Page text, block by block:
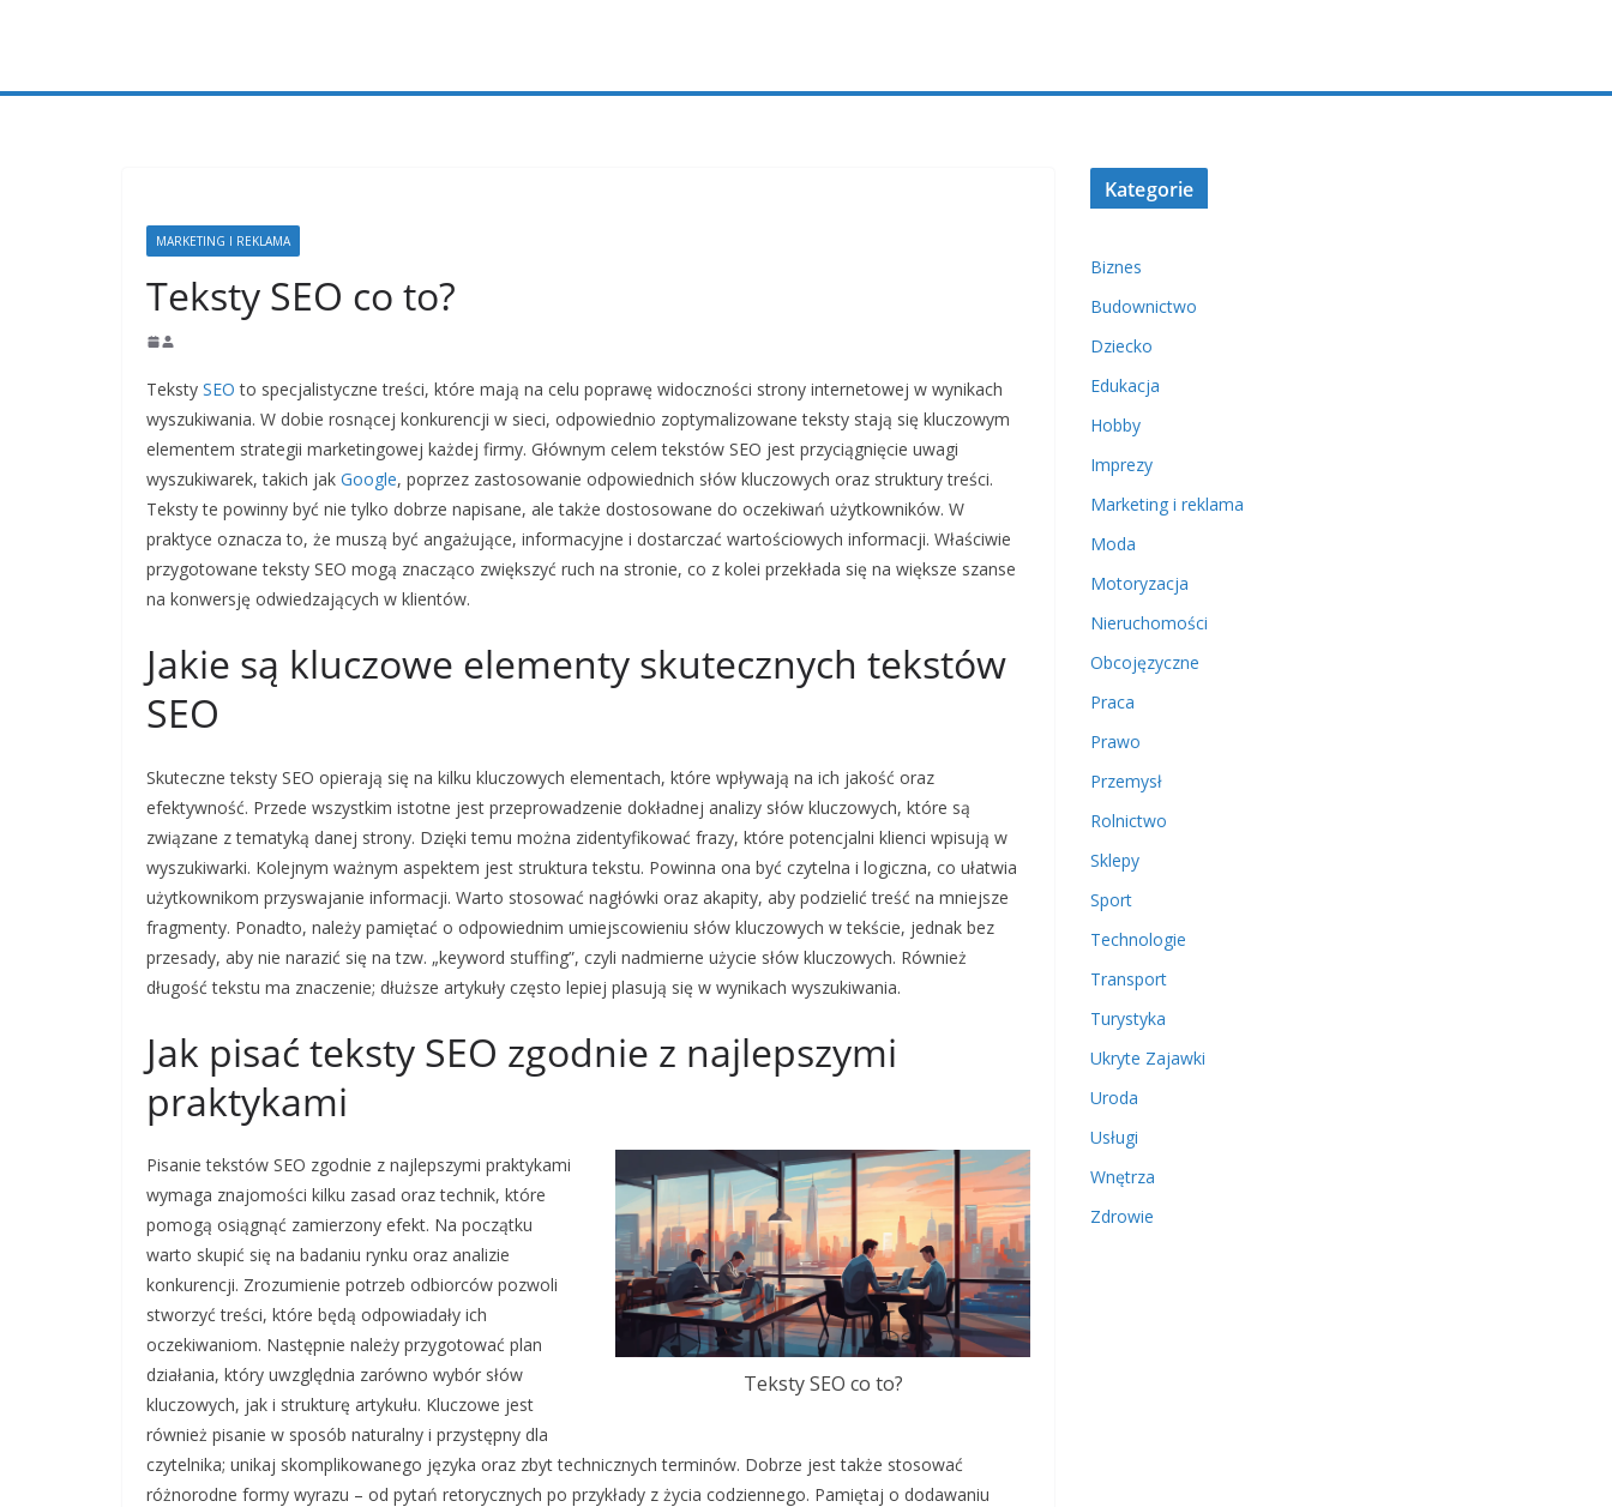
MARKETING I REKLAMA
Teksty SEO co to?
Teksty SEO to specjalistyczne treści, które mają na celu poprawę widoczności strony internetowej w wynikach
wyszukiwania. W dobie rosnącej konkurencji w sieci, odpowiednio zoptymalizowane teksty stają się kluczowym
elementem strategii marketingowej każdej firmy. Głównym celem tekstów SEO jest przyciągnięcie uwagi
wyszukiwarek, takich jak Google, poprzez zastosowanie odpowiednich słów kluczowych oraz struktury treści.
Teksty te powinny być nie tylko dobrze napisane, ale także dostosowane do oczekiwań użytkowników. W
praktyce oznacza to, że muszą być angażujące, informacyjne i dostarczać wartościowych informacji. Właściwie
przygotowane teksty SEO mogą znacząco zwiększyć ruch na stronie, co z kolei przekłada się na większe szanse
na konwersję odwiedzających w klientów.
Jakie są kluczowe elementy skutecznych tekstów
SEO
Skuteczne teksty SEO opierają się na kilku kluczowych elementach, które wpływają na ich jakość oraz
efektywność. Przede wszystkim istotne jest przeprowadzenie dokładnej analizy słów kluczowych, które są
związane z tematyką danej strony. Dzięki temu można zidentyfikować frazy, które potencjalni klienci wpisują w
wyszukiwarki. Kolejnym ważnym aspektem jest struktura tekstu. Powinna ona być czytelna i logiczna, co ułatwia
użytkownikom przyswajanie informacji. Warto stosować nagłówki oraz akapity, aby podzielić treść na mniejsze
fragmenty. Ponadto, należy pamiętać o odpowiednim umiejscowieniu słów kluczowych w tekście, jednak bez
przesady, aby nie narazić się na tzw. „keyword stuffing”, czyli nadmierne użycie słów kluczowych. Również
długość tekstu ma znaczenie; dłuższe artykuły często lepiej plasują się w wynikach wyszukiwania.
Jak pisać teksty SEO zgodnie z najlepszymi
praktykami
Teksty SEO co to?
Pisanie tekstów SEO zgodnie z najlepszymi praktykami
wymaga znajomości kilku zasad oraz technik, które
pomogą osiągnąć zamierzony efekt. Na początku
warto skupić się na badaniu rynku oraz analizie
konkurencji. Zrozumienie potrzeb odbiorców pozwoli
stworzyć treści, które będą odpowiadały ich
oczekiwaniom. Następnie należy przygotować plan
działania, który uwzględnia zarówno wybór słów
kluczowych, jak i strukturę artykułu. Kluczowe jest
również pisanie w sposób naturalny i przystępny dla
czytelnika; unikaj skomplikowanego języka oraz zbyt technicznych terminów. Dobrze jest także stosować
różnorodne formy wyrazu – od pytań retorycznych po przykłady z życia codziennego. Pamiętaj o dodawaniu
Kategorie
Biznes
Budownictwo
Dziecko
Edukacja
Hobby
Imprezy
Marketing i reklama
Moda
Motoryzacja
Nieruchomości
Obcojęzyczne
Praca
Prawo
Przemysł
Rolnictwo
Sklepy
Sport
Technologie
Transport
Turystyka
Ukryte Zajawki
Uroda
Usługi
Wnętrza
Zdrowie